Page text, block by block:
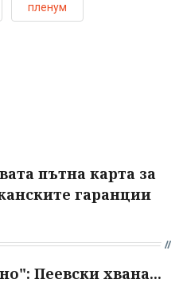
пленум
пътна карта за
гаранции
Пеевски хвана...